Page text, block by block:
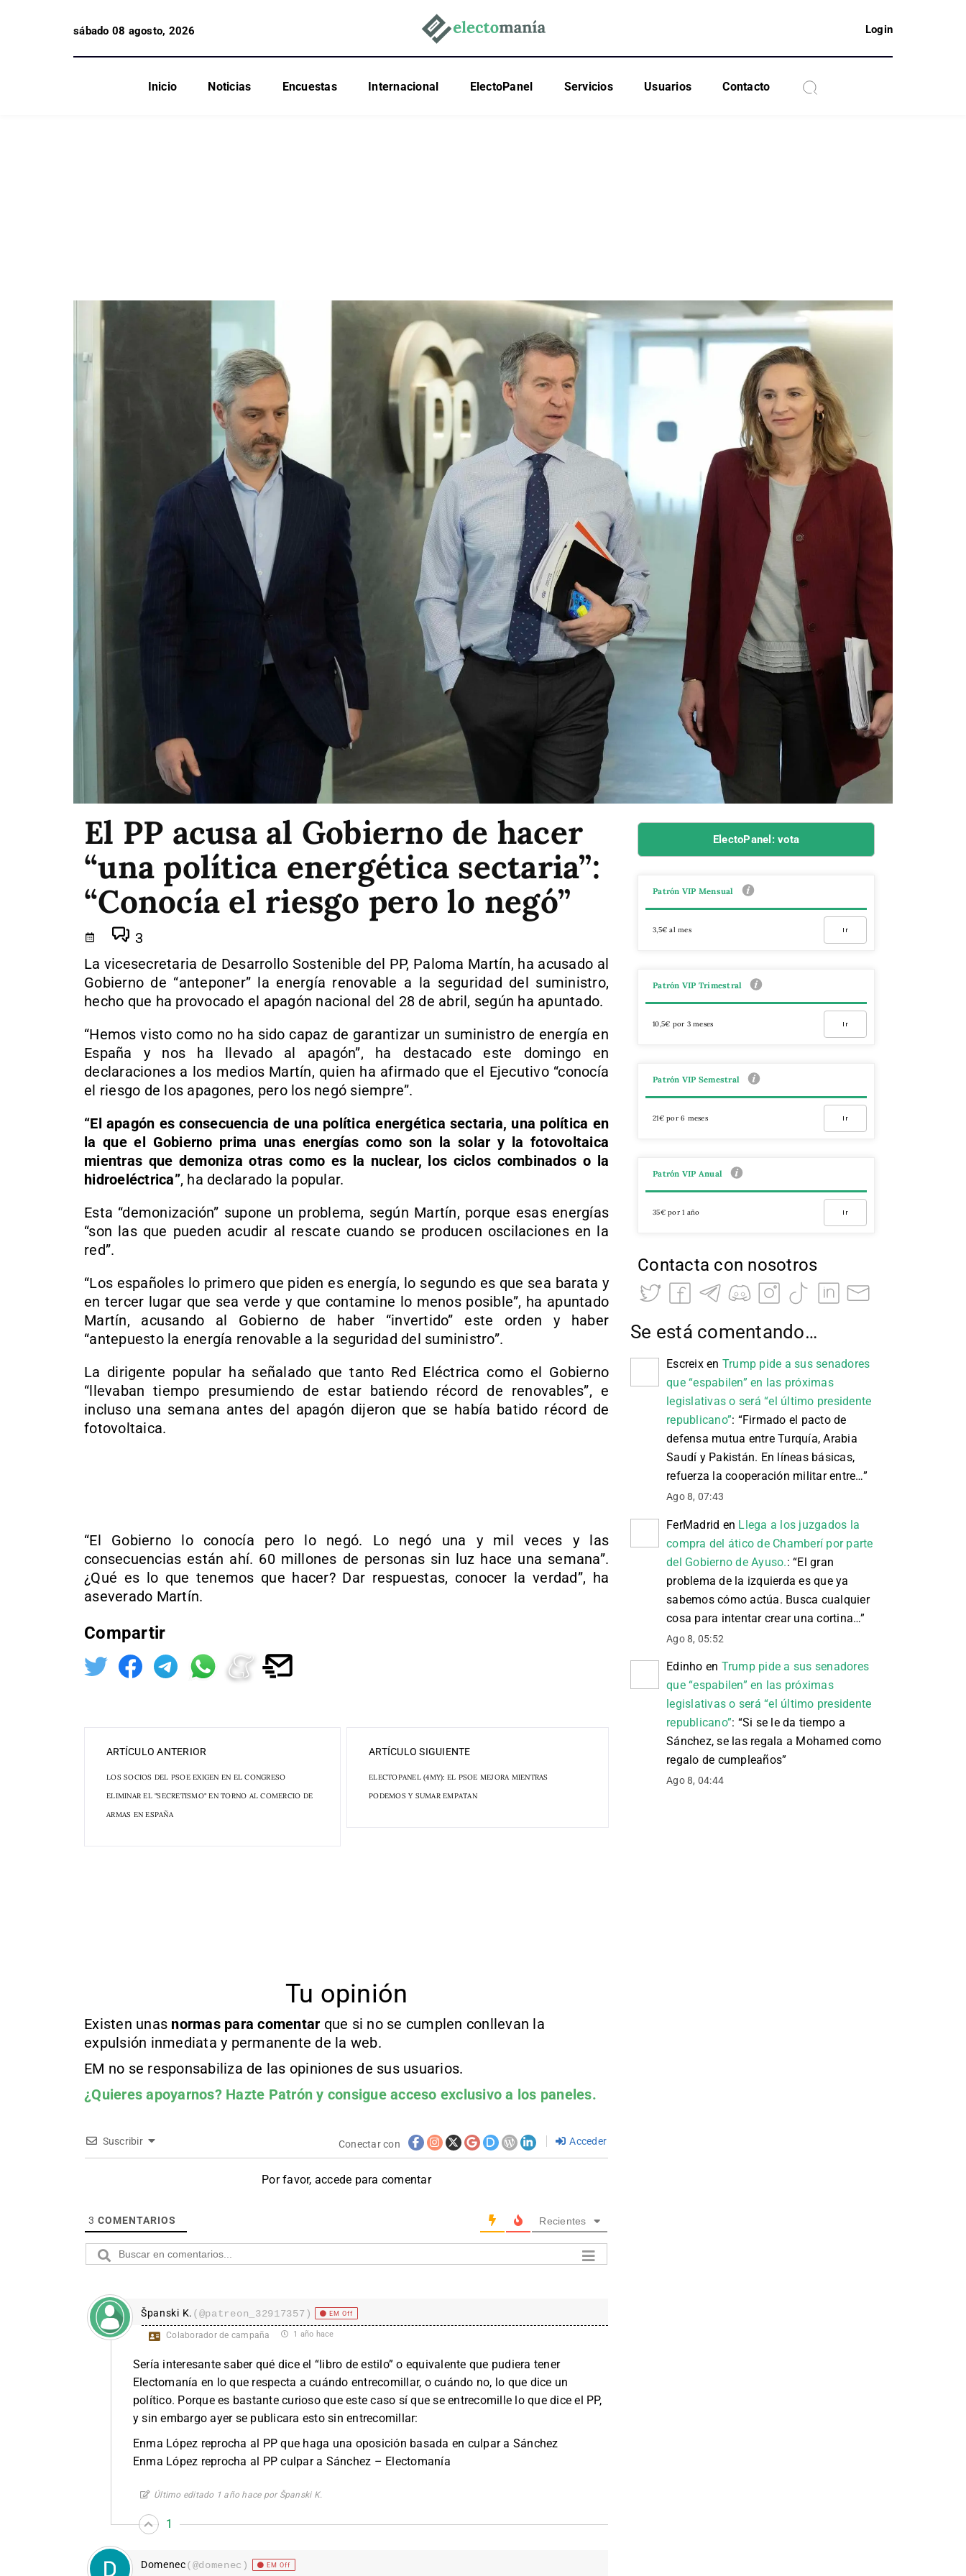
sábado 08 agosto, 2026 Login
Inicio Noticias Encuestas Internacional ElectoPanel Servicios Usuarios Contacto
El PP acusa al Gobierno de hacer
“una política energética sectaria”:
“Conocía el riesgo pero lo negó”
3
La vicesecretaria de Desarrollo Sostenible del PP, Paloma Martín, ha acusado al
Gobierno de “anteponer” la energía renovable a la seguridad del suministro,
hecho que ha provocado el apagón nacional del 28 de abril, según ha apuntado.
“Hemos visto como no ha sido capaz de garantizar un suministro de energía en
España y nos ha llevado al apagón”, ha destacado este domingo en
declaraciones a los medios Martín, quien ha afirmado que el Ejecutivo “conocía
el riesgo de los apagones, pero los negó siempre”.
“El apagón es consecuencia de una política energética sectaria, una política en
la que el Gobierno prima unas energías como son la solar y la fotovoltaica
mientras que demoniza otras como es la nuclear, los ciclos combinados o la
hidroeléctrica”, ha declarado la popular.
Esta “demonización” supone un problema, según Martín, porque esas energías
“son las que pueden acudir al rescate cuando se producen oscilaciones en la
red”.
“Los españoles lo primero que piden es energía, lo segundo es que sea barata y
en tercer lugar que sea verde y que contamine lo menos posible”, ha apuntado
Martín, acusando al Gobierno de haber “invertido” este orden y haber
“antepuesto la energía renovable a la seguridad del suministro”.
La dirigente popular ha señalado que tanto Red Eléctrica como el Gobierno
“llevaban tiempo presumiendo de estar batiendo récord de renovables”, e
incluso una semana antes del apagón dijeron que se había batido récord de
fotovoltaica.
“El Gobierno lo conocía pero lo negó. Lo negó una y mil veces y las
consecuencias están ahí. 60 millones de personas sin luz hace una semana”.
¿Qué es lo que tenemos que hacer? Dar respuestas, conocer la verdad”, ha
aseverado Martín.
Compartir
ARTÍCULO ANTERIOR
LOS SOCIOS DEL PSOE EXIGEN EN EL CONGRESO
ELIMINAR EL "SECRETISMO" EN TORNO AL COMERCIO DE
ARMAS EN ESPAÑA
ARTÍCULO SIGUIENTE
ELECTOPANEL (4MY): EL PSOE MEJORA MIENTRAS
PODEMOS Y SUMAR EMPATAN
Tu opinión
Existen unas normas para comentar que si no se cumplen conllevan la
expulsión inmediata y permanente de la web.
EM no se responsabiliza de las opiniones de sus usuarios.
¿Quieres apoyarnos? Hazte Patrón y consigue acceso exclusivo a los paneles.
Suscribir Conectar con Acceder
Por favor, accede para comentar
3 COMENTARIOS Recientes
Španski K. (@patreon_32917357) EM Off
Colaborador de campaña 1 año hace
Sería interesante saber qué dice el “libro de estilo” o equivalente que pudiera tener
Electomanía en lo que respecta a cuándo entrecomillar, o cuándo no, lo que dice un
político. Porque es bastante curioso que este caso sí que se entrecomille lo que dice el PP,
y sin embargo ayer se publicara esto sin entrecomillar:
Enma López reprocha al PP que haga una oposición basada en culpar a Sánchez
Enma López reprocha al PP culpar a Sánchez – Electomanía
Último editado 1 año hace por Španski K.
1
Domenec(@domenec) EM Off
ElectoPanel: vota
Patrón VIP Mensual
3,5€ al mes Ir
Patrón VIP Trimestral
10,5€ por 3 meses Ir
Patrón VIP Semestral
21€ por 6 meses Ir
Patrón VIP Anual
35€ por 1 año Ir
Contacta con nosotros
Se está comentando…
Escreixen Trump pide a sus senadores
que “espabilen” en las próximas
legislativas o será “el último presidente
republicano”: “Firmado el pacto de
defensa mutua entre Turquía, Arabia
Saudí y Pakistán. En líneas básicas,
refuerza la cooperación militar entre…”
Ago 8, 07:43
FerMadrid en Llega a los juzgados la
compra del ático de Chamberí por parte
del Gobierno de Ayuso.: “El gran
problema de la izquierda es que ya
sabemos cómo actúa. Busca cualquier
cosa para intentar crear una cortina…”
Ago 8, 05:52
Edinho en Trump pide a sus senadores
que “espabilen” en las próximas
legislativas o será “el último presidente
republicano”: “Si se le da tiempo a
Sánchez, se las regala a Mohamed como
regalo de cumpleaños”
Ago 8, 04:44